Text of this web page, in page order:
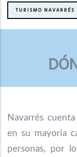
TURISMO NAVARRÉS
Navarrés
en su mayoría
personas, por